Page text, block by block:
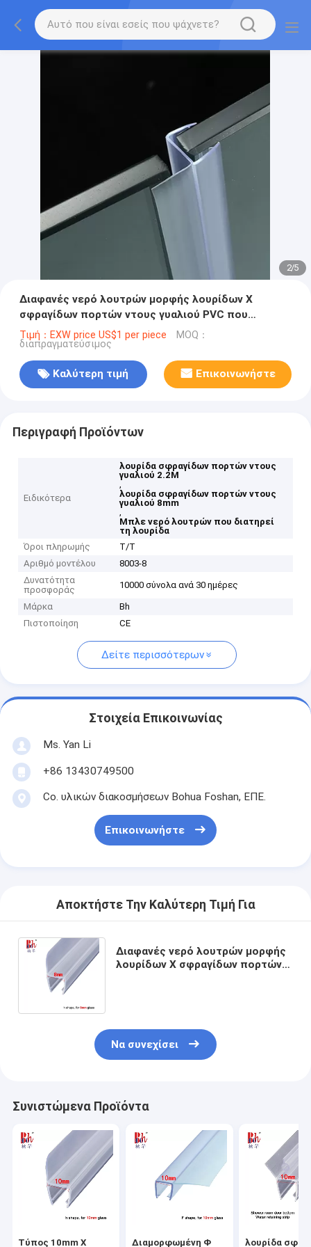
2/5
Διαφανές νερό λουτρών μορφής λουρίδων Χ
σφραγίδων πορτών ντους γυαλιού PVC που
διατηρεί τη λουρίδα
Τιμή：EXW price US$1 per piece MOQ：
διαπραγματεύσιμος
Καλύτερη τιμή Επικοινωνήστε
Περιγραφή Προϊόντων
Ειδικότερα
λουρίδα σφραγίδων πορτών ντους
γυαλιού 2.2M
,
λουρίδα σφραγίδων πορτών ντους
γυαλιού 8mm
,
Μπλε νερό λουτρών που διατηρεί
τη λουρίδα
Όροι πληρωμής
T/T
Αριθμό μοντέλου
8003-8
Δυνατότητα
προσφοράς
10000 σύνολα ανά 30 ημέρες
Μάρκα
Bh
Πιστοποίηση
CE
Δείτε περισσότερων
Στοιχεία Επικοινωνίας
Ms. Yan Li
+86 13430749500
Co. υλικών διακοσμήσεων Bohua Foshan, ΕΠΕ.
Επικοινωνήστε
Αποκτήστε Την Καλύτερη Τιμή Για
Διαφανές νερό λουτρών μορφής
λουρίδων Χ σφραγίδων πορτών
Να συνεχίσει
Συνιστώμενα Προϊόντα
Τύπος 10mm Χ Διαμορφωμένη Φ λουρίδα